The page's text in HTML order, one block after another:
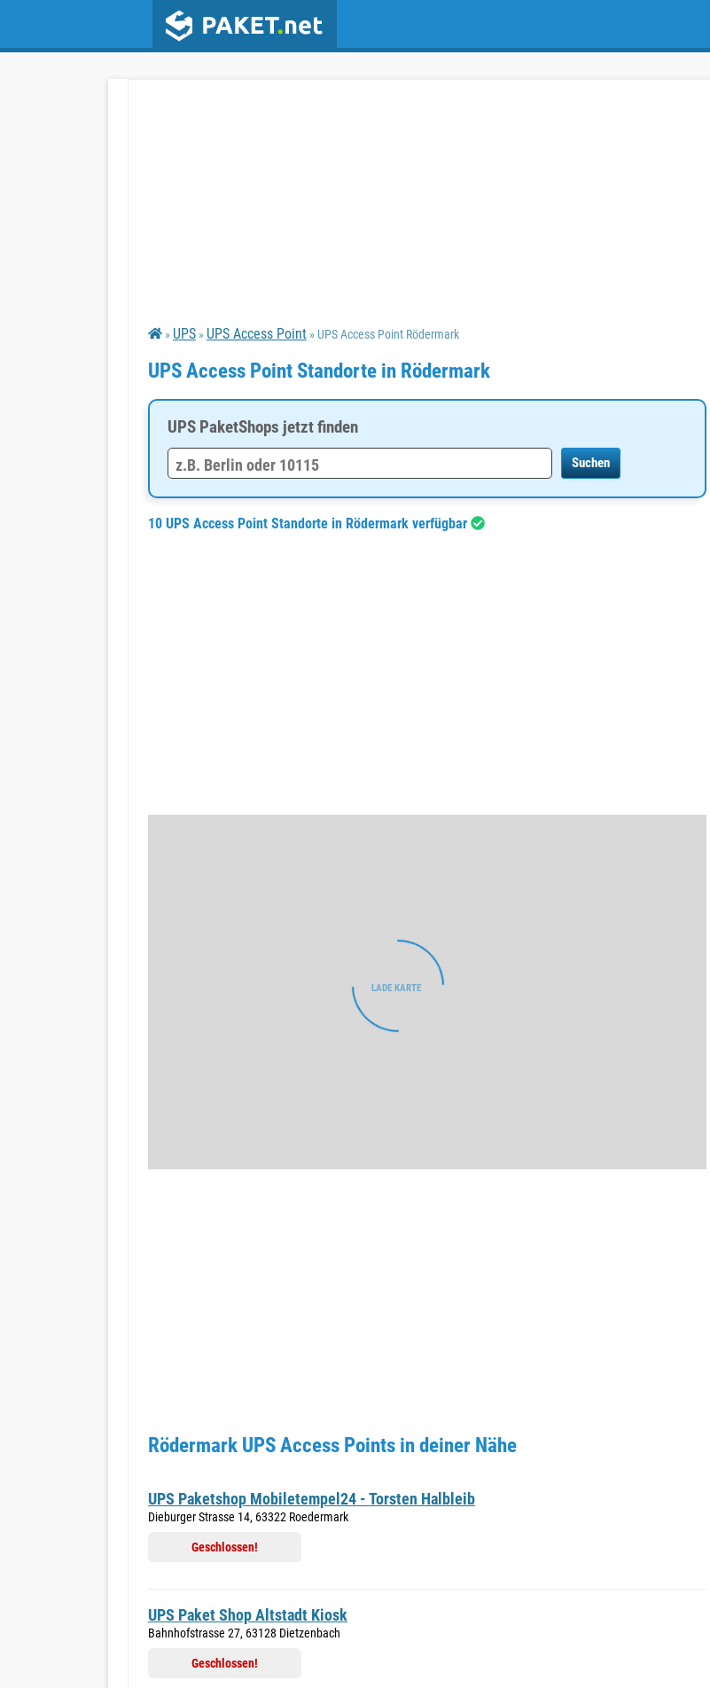
» UPS » UPS Access Point » UPS Access Point Rödermark
UPS Access Point Standorte in Rödermark
UPS PaketShops jetzt finden
10 UPS Access Point Standorte in Rödermark verfügbar
Rödermark UPS Access Points in deiner Nähe
UPS Paketshop Mobiletempel24 - Torsten Halbleib
Dieburger Strasse 14, 63322 Roedermark
Geschlossen!
UPS Paket Shop Altstadt Kiosk
Bahnhofstrasse 27, 63128 Dietzenbach
Geschlossen!